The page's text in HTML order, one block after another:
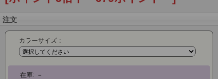
■吸放湿性にすぐれ、保湿効果もあるシルクは、夏はサラッと涼しく、
薄くて軽いので、アウターにも響きません。お肌が吸収できるシルク
なのでストレスなく履いて頂けます。
が肌の古い角質を
注文
カラーサイズ：
在庫: －